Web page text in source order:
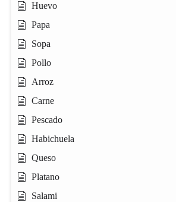
Huevo
Papa
Sopa
Pollo
Arroz
Carne
Pescado
Habichuela
Queso
Platano
Salami